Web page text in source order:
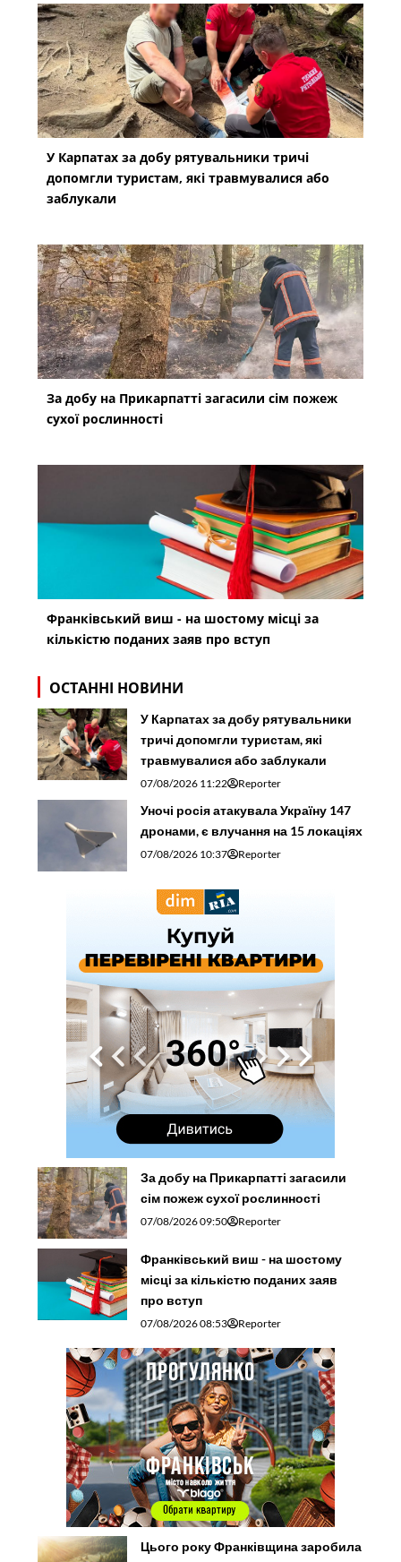
У Карпатах за добу рятувальники тричі
допомгли туристам, які травмувалися або
заблукали
За добу на Прикарпатті загасили сім пожеж
сухої рослинності
Франківський виш - на шостому місці за
кількістю поданих заяв про вступ
ОСТАННІ НОВИНИ
У Карпатах за добу рятувальники
тричі допомгли туристам, які
травмувалися або заблукали
07/08/2026 11:22 Reporter
Уночі росія атакувала Україну 147
дронами, є влучання на 15 локаціях
07/08/2026 10:37 Reporter
За добу на Прикарпатті загасили
сім пожеж сухої рослинності
07/08/2026 09:50 Reporter
Франківський виш - на шостому
місці за кількістю поданих заяв
про вступ
07/08/2026 08:53 Reporter
Цього року Франківщина заробила